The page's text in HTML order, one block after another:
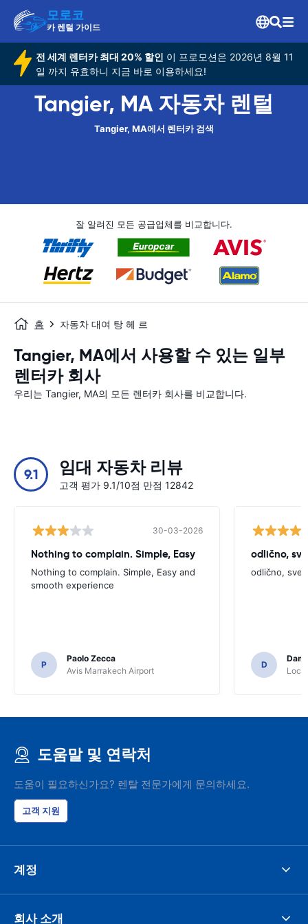
모로코
카 렌털 가이드
전 세계 렌터카 최대 20% 할인 이 프로모션은 2026년 8월 11
일 까지 유효하니 지금 바로 이용하세요!
Tangier, MA 자동차 렌털
Tangier, MA에서 렌터카 검색
잘 알려진 모든 공급업체를 비교합니다.
홈 자동차 대여 탕 헤 르
Tangier, MA에서 사용할 수 있는 일부
렌터카 회사
우리는 Tangier, MA의 모든 렌터카 회사를 비교합니다.
9.1 임대 자동차 리뷰
고객 평가 9.1/10점 만점 12842
30-03-2026
Nothing to complain. Simple, Easy
Nothing to complain. Simple, Easy and
smooth experience
P
Paolo Zecca
Avis Marrakech Airport
odlično,
odlično, sve
D
도움말 및 연락처
도움이 필요하신가요? 렌탈 전문가에게 문의하세요.
고객 지원
계정
회사 소개